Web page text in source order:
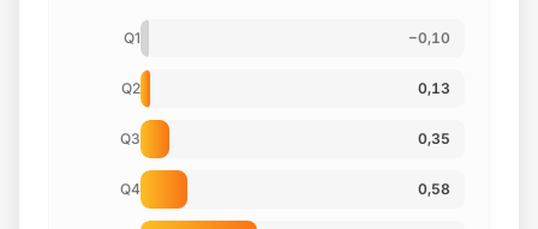
Q1 −0,10
Q2 0,13
Q3 0,35
Q4 0,58